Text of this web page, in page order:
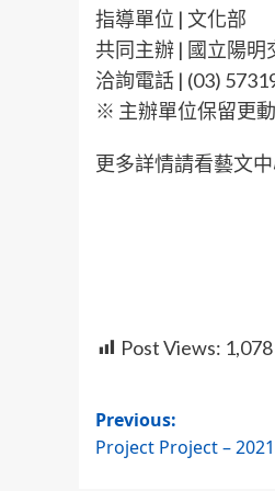
指導單位 | 文化部
共同主辦 | 國立陽
洽詢電話 | (03)
※ 主辦單位保留更
更多詳情請看藝文
Post Views: 1,078
Post
navigation
Previous:
Project Project –